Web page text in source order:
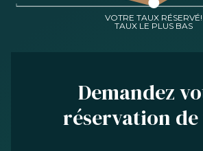
ÉQUIPE
VOTRE TAUX RÉSERVÉ!
TAUX LE PLUS BAS
Demandez
réservation